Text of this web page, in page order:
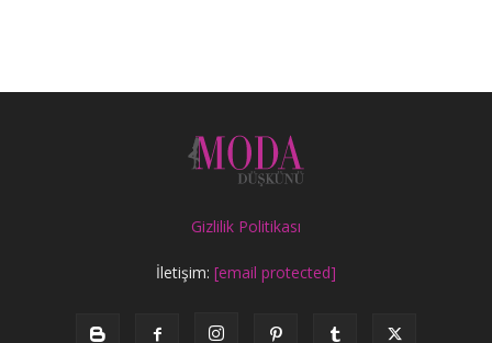
Gizlilik Politikası
İletişim: [email protected]